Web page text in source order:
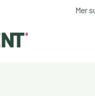
för Mer